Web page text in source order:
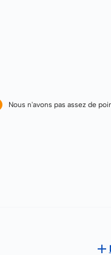
Nous n'avons pas assez de